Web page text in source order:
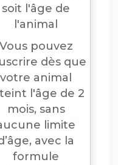
soit l'âge de
l'animal
Vous pouvez
dès que
votre animal
l'âge de 2
mois, sans
limite
avec la
formule